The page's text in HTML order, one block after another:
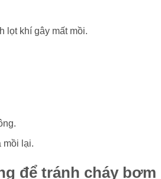
lọt khí gây mất mồi.
mồi lại.
để tránh cháy bơm